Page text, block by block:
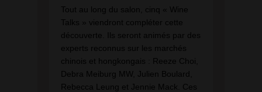
Tout au long du salon, cinq « Wine
Talks » viendront compléter cette
découverte. Ils seront animés par des
experts reconnus sur les marchés
chinois et hongkongais : Reeze Choi,
Debra Meiburg MW, Julien Boulard,
Rebecca Leung et Jennie Mack. Ces